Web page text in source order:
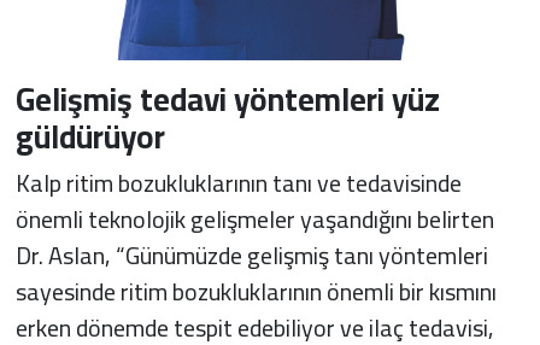
Gelişmiş tedavi yöntemleri yüz
güldürüyor
Kalp ritim bozukluklarının tanı ve tedavisinde
önemli teknolojik gelişmeler yaşandığını belirten
Dr. Aslan, “Günümüzde gelişmiş tanı yöntemleri
sayesinde ritim bozukluklarının önemli bir kısmını
erken dönemde tespit edebiliyor ve ilaç tedavisi,